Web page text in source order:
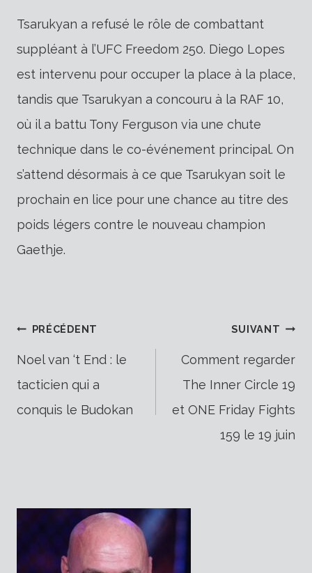
Tsarukyan a refusé le rôle de combattant
suppléant à l’UFC Freedom 250. Diego Lopes
est intervenu pour occuper la place à la place,
tandis que Tsarukyan a concouru à la RAF 10,
où il a battu Tony Ferguson via une chute
technique dans le co-événement principal. On
s’attend désormais à ce que Tsarukyan soit le
prochain en lice pour une chance au titre des
poids légers contre le nouveau champion
Gaethje.
Navigation
de
PRÉCÉDENT
Noel van ‘t End : le
tacticien qui a
conquis le Budokan
SUIVANT
Comment regarder
The Inner Circle 19
et ONE Friday Fights
159 le 19 juin